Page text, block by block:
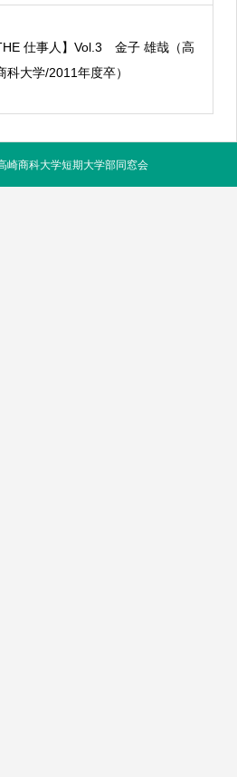
仕事人】Vol.3 金子 雄哉（高
科大学/2011年度卒）
崎商科大学短期大学部同窓会